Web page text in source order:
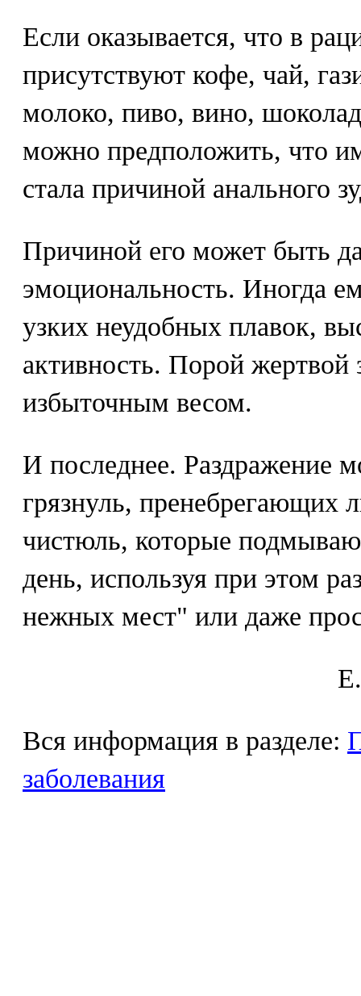
Если оказывается, что в
присутствуют кофе, чай,
молоко, пиво, вино,
можно предположить, что
стала причиной анального
Причиной его может быть
эмоциональность. Иногда
узких неудобных плавок,
активность. Порой жертвой
избыточным весом.
И последнее. Раздражение
грязнуль, пренебрегающих
чистюль, которые
день, используя при этом
нежных мест" или даже
Вся информация в разделе:
заболевания